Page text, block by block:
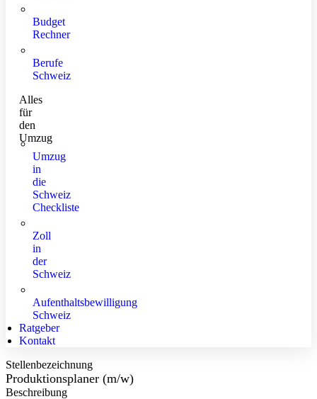
Budget
Rechner
Berufe
Schweiz
Alles
für
den
Umzug
Umzug
in
die
Schweiz
Checkliste
Zoll
in
der
Schweiz
Aufenthaltsbewilligung
Schweiz
Ratgeber
Kontakt
Stellenbezeichnung
Produktionsplaner (m/w)
Beschreibung